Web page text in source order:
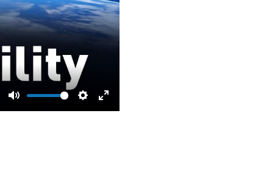
Mute Settings
Enter